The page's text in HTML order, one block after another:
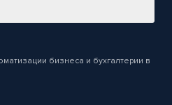
бизнеса и бухгалтерии в